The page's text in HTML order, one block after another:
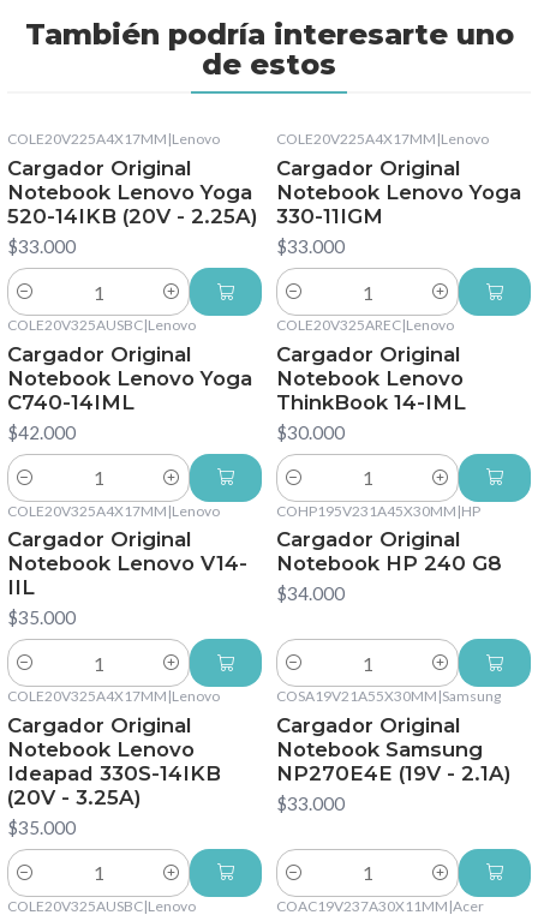
También podría interesarte uno
de estos
COLE20V225A4X17MM |Lenovo
Cargador Original
Notebook Lenovo Yoga
520-14IKB (20V - 2.25A)
$33.000
Cantidad
COLE20V225A4X17MM |Lenovo
Cargador Original
Notebook Lenovo Yoga
330-11IGM
$33.000
Cantidad
COLE20V325AUSBC|Lenovo
Cargador Original
Notebook Lenovo Yoga
C740-14IML
$42.000
Cantidad
COLE20V325AREC|Lenovo
Cargador Original
Notebook Lenovo
ThinkBook 14-IML
$30.000
Cantidad
COLE20V325A4X17MM |Lenovo
Cargador Original
Notebook Lenovo V14-
IIL
$35.000
Cantidad
COHP195V231A45X30MM |HP
Cargador Original
Notebook HP 240 G8
$34.000
Cantidad
COLE20V325A4X17MM |Lenovo
Cargador Original
Notebook Lenovo
Ideapad 330S-14IKB
(20V - 3.25A)
$35.000
Cantidad
COSA19V21A55X30MM |Samsung
Cargador Original
Notebook Samsung
NP270E4E (19V - 2.1A)
$33.000
Cantidad
COLE20V325AUSBC|Lenovo COAC19V237A30X11MM |Acer